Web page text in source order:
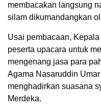
membacakan langsung
silam dikumandangkan
Usai pembacaan,
peserta upacara untuk
mengenang jasa para
Agama Nasaruddin
menghadirkan suasana
Merdeka.